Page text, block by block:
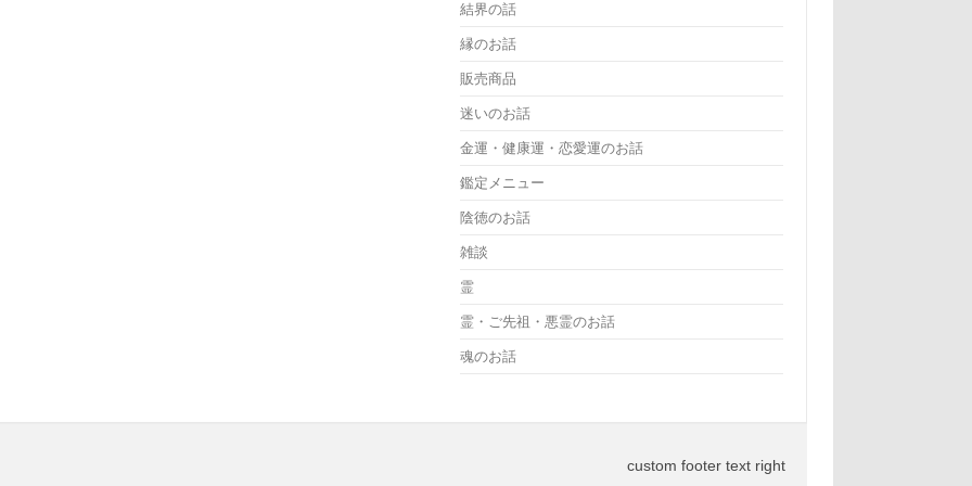
結界の話
縁のお話
販売商品
迷いのお話
金運・健康運・恋愛運のお話
鑑定メニュー
陰徳のお話
雑談
霊
霊・ご先祖・悪霊のお話
魂のお話
custom footer text right